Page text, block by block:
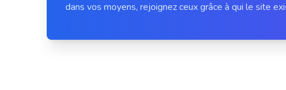
dans vos moyens, rejoignez ceux grâce à qui le site